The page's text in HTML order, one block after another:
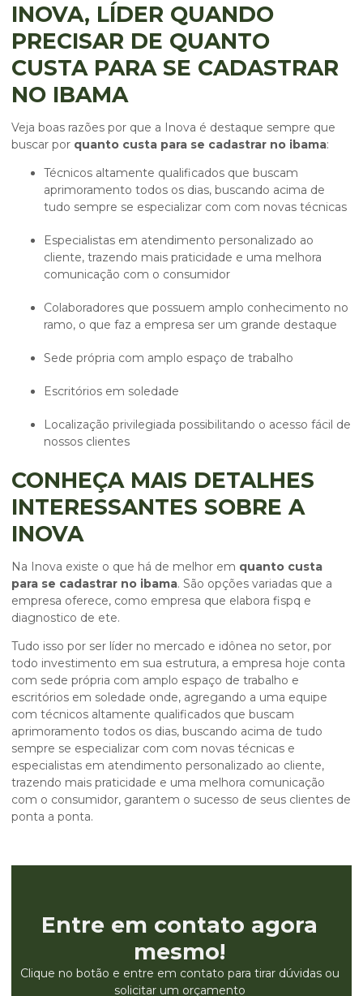
INOVA, LÍDER QUANDO
PRECISAR DE QUANTO
CUSTA PARA SE CADASTRAR
NO IBAMA
Veja boas razões por que a Inova é destaque sempre que
buscar por quanto custa para se cadastrar no ibama:
técnicos altamente qualificados que buscam
aprimoramento todos os dias, buscando acima de
tudo sempre se especializar com com novas técnicas
especialistas em atendimento personalizado ao
cliente, trazendo mais praticidade e uma melhora
comunicação com o consumidor
colaboradores que possuem amplo conhecimento no
ramo, o que faz a empresa ser um grande destaque
sede própria com amplo espaço de trabalho
escritórios em soledade
localização privilegiada possibilitando o acesso fácil de
nossos clientes
CONHEÇA MAIS DETALHES
INTERESSANTES SOBRE A
INOVA
Na Inova existe o que há de melhor em quanto custa
para se cadastrar no ibama. São opções variadas que a
empresa oferece, como empresa que elabora fispq e
diagnostico de ete.
Tudo isso por ser líder no mercado e idônea no setor, por
todo investimento em sua estrutura, a empresa hoje conta
com sede própria com amplo espaço de trabalho e
escritórios em soledade onde, agregando a uma equipe
com técnicos altamente qualificados que buscam
aprimoramento todos os dias, buscando acima de tudo
sempre se especializar com com novas técnicas e
especialistas em atendimento personalizado ao cliente,
trazendo mais praticidade e uma melhora comunicação
com o consumidor, garantem o sucesso de seus clientes de
ponta a ponta.
Entre em contato agora
mesmo!
Clique no botão e entre em contato para tirar dúvidas ou
solicitar um orçamento